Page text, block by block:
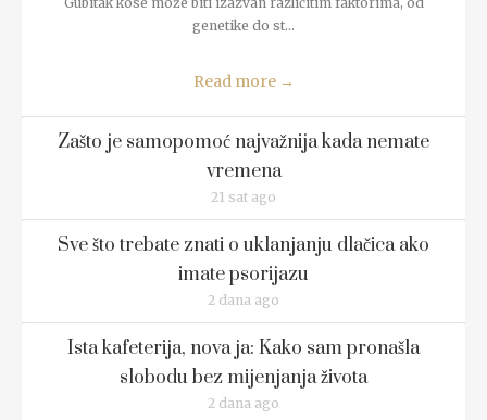
genetike do st...
Read more →
Zašto je samopomoć najvažnija kada nemate
vremena
21 sat ago
Sve što trebate znati o uklanjanju dlačica ako
imate psorijazu
2 dana ago
Ista kafeterija, nova ja: Kako sam pronašla
slobodu bez mijenjanja života
2 dana ago